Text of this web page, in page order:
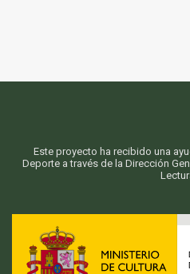
Este proyecto ha recibido una
Deporte a través de la Dirección